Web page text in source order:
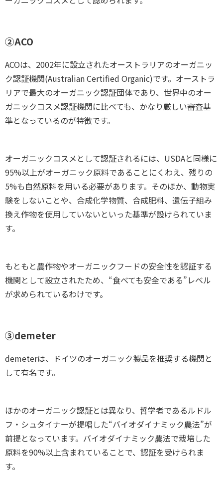
②ACO
ACOは、2002年に設立されたオーストラリアのオーガニッ
ク認証機関(Australian Certified Organic)です。オーストラ
リアで最大のオーガニック認証団体であり、世界中のオー
ガニックコスメ認証機関に比べても、かなり厳しい審査基
準となっているのが特徴です。
オーガニックコスメとして認証されるには、USDAと同様に
95%以上がオーガニック原料であることにくわえ、残りの
5%も自然原料を用いる必要があります。そのほか、動物実
験をしないことや、合成化学物質、合成肥料、遺伝子組み
換え作物を使用していないといった基準が設けられていま
す。
もともと農作物やオーガニックフードの安全性を認証する
機関として設立されたため、“食べても安全である”レベル
が求められているわけです。
③demeter
demeterは、ドイツのオーガニック製品を推奨する機関と
して有名です。
ほかのオーガニック認証とは異なり、哲学者であるルドル
フ・シュタイナーが提唱した“バイオダイナミック農法”が
前提となっています。バイオダイナミック農法で栽培した
原料を90%以上含まれていることで、認証を受けられま
す。